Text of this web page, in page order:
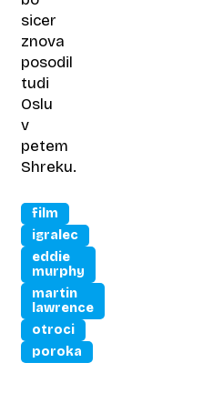
sicer
znova
posodil
tudi
Oslu
v
petem
Shreku.
film
igralec
eddie
murphy
martin
lawrence
otroci
poroka